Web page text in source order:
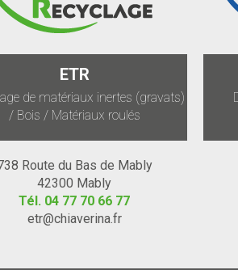
ETR
de matériaux inertes (gravats)
/ Bois / Matériaux roulés
Route du Bas de Mably
42300 Mably
Tél. 04 77 70 66 77
etr@chiaverina.fr